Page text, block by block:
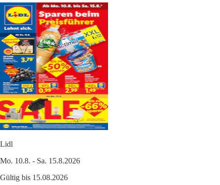
Lidl
Mo. 10.8. - Sa. 15.8.2026
Gültig bis 15.08.2026